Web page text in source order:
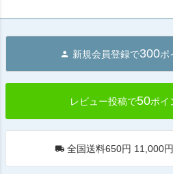
新規会員登録で300ポ
レビュー投稿で50ポイ
全国送料650円 11,000